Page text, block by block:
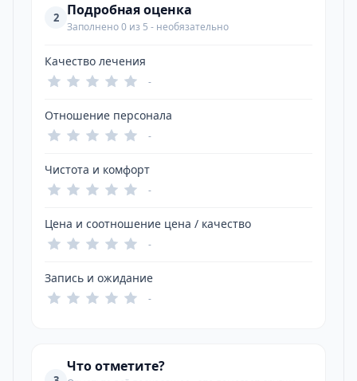
2 Подробная оценка
Заполнено 0 из 5 - необязательно
Качество лечения
-
Отношение персонала
-
Чистота и комфорт
-
Цена и соотношение цена / качество
-
Запись и ожидание
-
Что отметите?